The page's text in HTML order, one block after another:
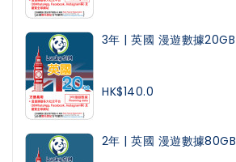
3年 | 英國 漫遊數據20GB
HK$140.0
2年 | 英國 漫遊數據80GB